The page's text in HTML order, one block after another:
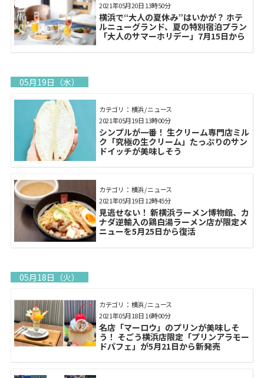
横浜で“大人の夏休み”はいかが？ ホテ
ルニューグランド、夏の特別宿泊プラン
「大人のサマーホリデー」7月15日から
2021年05月20日 13時50分
05月19日（水）
カテゴリ： 横浜 / ニュース
シンプルが一番！ 生クリーム専門店ミル
ク「究極の生クリーム」たっぷりのサン
ドイッチが美味しそう
2021年05月19日 13時00分
カテゴリ： 横浜 / ニュース
見逃せない！ 新横浜ラーメン博物館、カ
ナダ逆輸入の鶏白湯ラーメン店が限定メ
ニューを5月25日から復活
2021年05月19日 12時45分
05月18日（火）
カテゴリ： 横浜 / ニュース
名店「マーロウ」のプリンが美味しそ
う！ そごう横浜店限定「プリンアラモー
ドパフェ」が5月21日から新発売
2021年05月18日 16時00分